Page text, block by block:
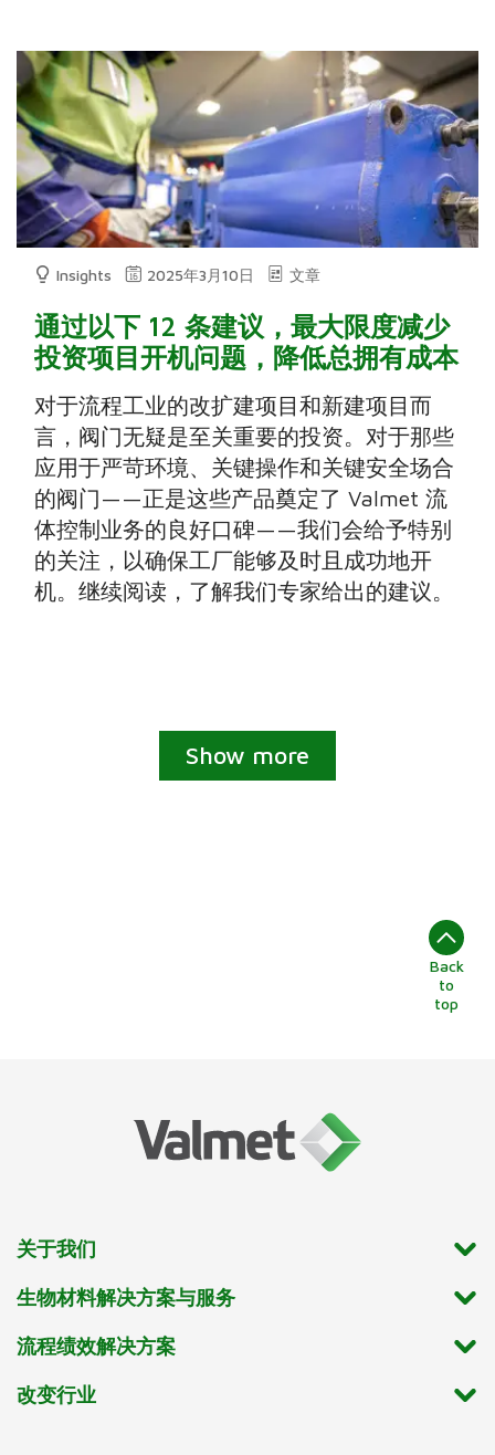
Insights 2025年3月10日 文章
通过以下 12 条建议，最大限度减少
投资项目开机问题，降低总拥有成本
对于流程工业的改扩建项目和新建项目而
言，阀门无疑是至关重要的投资。对于那些
应用于严苛环境、关键操作和关键安全场合
的阀门——正是这些产品奠定了 Valmet 流
体控制业务的良好口碑——我们会给予特别
的关注，以确保工厂能够及时且成功地开
机。继续阅读，了解我们专家给出的建议。
Show more
Back
to
top
关于我们
生物材料解决方案与服务
流程绩效解决方案
改变行业